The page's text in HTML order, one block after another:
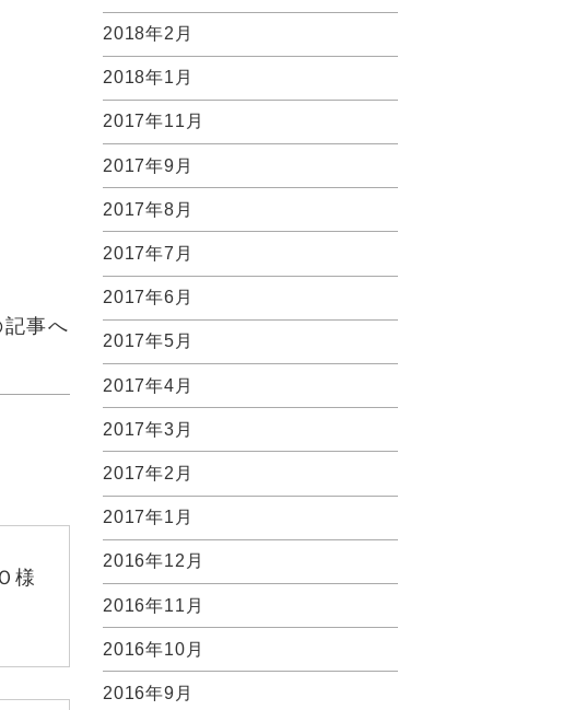
記事へ
様
2018年2月
2018年1月
2017年11月
2017年9月
2017年8月
2017年7月
2017年6月
2017年5月
2017年4月
2017年3月
2017年2月
2017年1月
2016年12月
2016年11月
2016年10月
2016年9月